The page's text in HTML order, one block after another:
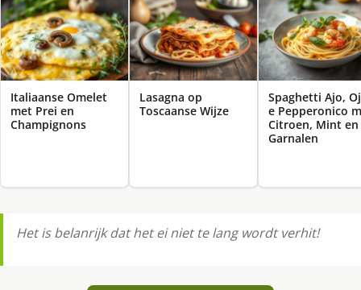
Italiaanse Omelet
met Prei en
Champignons
Lasagna op
Toscaanse Wijze
Spaghetti Ajo,
e Pepperonico
Citroen, Mint en
Garnalen
Het is belanrijk dat het ei niet te lang wordt verhit!